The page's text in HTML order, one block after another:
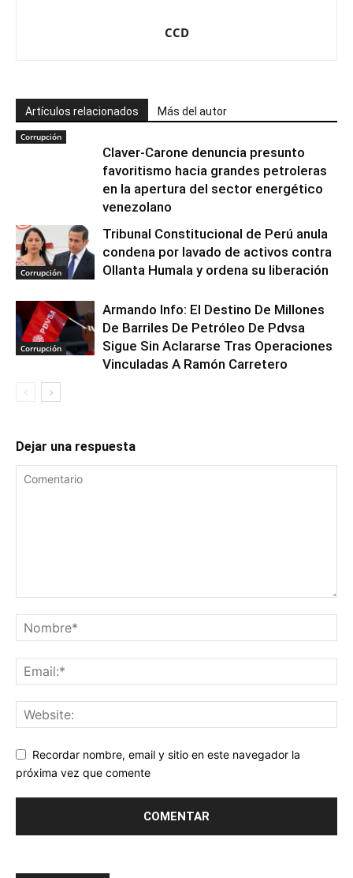
CCD
Artículos relacionados Más del autor
Corrupción
Claver-Carone denuncia presunto
favoritismo hacia grandes petroleras
en la apertura del sector energético
venezolano
Corrupción
Tribunal Constitucional de Perú anula
condena por lavado de activos contra
Ollanta Humala y ordena su liberación
Corrupción
Armando Info: El Destino De Millones
De Barriles De Petróleo De Pdvsa
Sigue Sin Aclararse Tras Operaciones
Vinculadas A Ramón Carretero
Dejar una respuesta
Recordar nombre, email y sitio en este navegador la
próxima vez que comente